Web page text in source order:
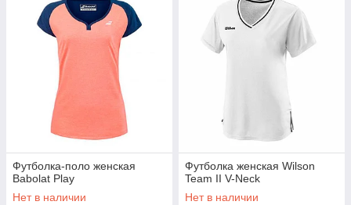
Футболка-поло женская
Babolat Play
Нет в наличии
Футболка женская Wilson
Team II V-Neck
Нет в наличии